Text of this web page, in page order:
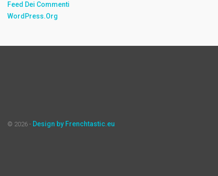
Feed Dei Commenti
WordPress.org
© 2026 - Design by Frenchtastic.eu